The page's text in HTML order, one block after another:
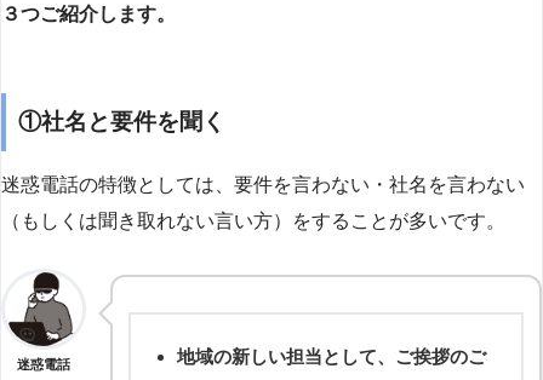
３つご紹介します。
①社名と要件を聞く
迷惑電話の特徴としては、要件を言わない・社名を言わない
（もしくは聞き取れない言い方）をすることが多いです。
迷惑電話
地域の新しい担当として、ご挨拶のご